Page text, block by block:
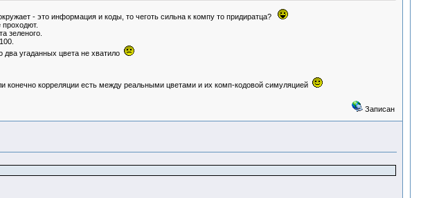
- это информация и коды, то чеготь сильна к компу то придиратца?
зеленого.
два угаданных цвета не хватило
корреляции есть между реальными цветами и их комп-кодовой симуляцией
Записан